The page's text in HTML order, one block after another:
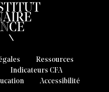
Ressources
Indicateurs CFA
Accessibilité